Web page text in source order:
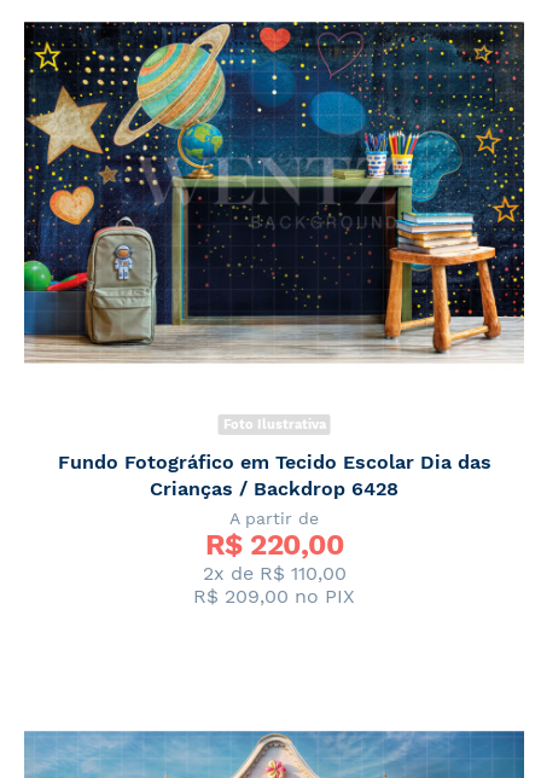
Foto Ilustrativa
Fundo Fotográfico em Tecido Escolar Dia das
Crianças / Backdrop 6428
A partir de
R$ 220,00
2x de R$ 110,00
R$ 209,00 no PIX